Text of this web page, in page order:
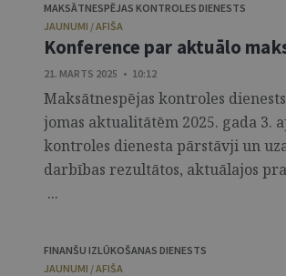
MAKSĀTNESPĒJAS KONTROLES DIENESTS
JAUNUMI / AFIŠA
Konference par aktuālo
21. MARTS 2025 • 10:12
Maksātnespējas kontroles
jomas aktualitātēm 2025. gada 3.
kontroles dienesta pārstāvji un
darbības rezultātos, aktuālajos
...
FINANŠU IZLŪKOŠANAS DIENESTS
JAUNUMI / AFIŠA